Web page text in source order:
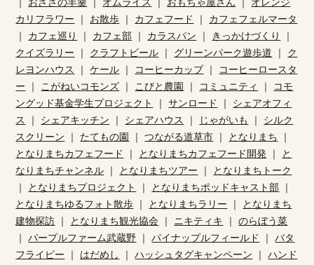
｜ おざさの羊羹 ｜ オムライス ｜ おもちゃ屋さん ｜ オレンジ
カリフラワー ｜ お散歩 ｜ カフェフード ｜ カフェフェルマータ
｜ カフェ巡り ｜ カフェ部 ｜ カラスパン ｜ きっかけづくり
｜
クイズラリー ｜ クラフトビール ｜ グリーンパーク遊歩道 ｜ ク
レヨンハウス
｜ケール ｜ コーヒーカップ｜
コーヒーロースタ
ー ｜ こがねいコモンズ ｜ こびと農園 ｜ コミュニティ ｜
コモ
ングッド基金学生プロジェクト
｜サンロード ｜ シェアオフィ
ス
｜ シェアキッチン ｜ シェアハウス ｜ じゃがいも ｜ シルク
スクリーン ｜ たてもの園 ｜つながる道草市 ｜ となりまち ｜
となりまちカフェフード
｜ となりまちカフェフード開発 ｜
と
なりまちチャンネル ｜ となりまちツアー ｜
となりまちトーク
｜
となりまちプロジェクト ｜ となりまちポッドキャスト部 ｜
となりまちゆるフォト散歩 ｜ となりまちラリー ｜
となりまち
建物探訪 ｜ となりまち観光協会 ｜ ニキティキ ｜のらぼう菜
｜パープルファーム武蔵野 ｜パイナップルフィールド ｜バタ
フライピー ｜ はだめし ｜ハッシュタグキャンペーン ｜ハンド